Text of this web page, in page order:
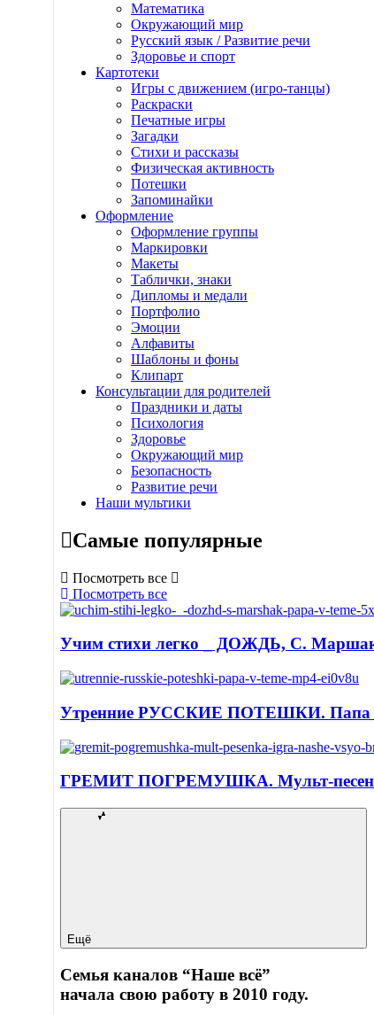
Математика
Окружающий мир
Русский язык / Развитие речи
Здоровье и спорт
Картотеки
Игры с движением (игро-танцы)
Раскраски
Печатные игры
Загадки
Стихи и рассказы
Физическая активность
Потешки
Запоминайки
Оформление
Оформление группы
Маркировки
Макеты
Таблички, знаки
Дипломы и медали
Портфолио
Эмоции
Алфавиты
Шаблоны и фоны
Клипарт
Консультации для родителей
Праздники и даты
Психология
Здоровье
Окружающий мир
Безопасность
Развитие речи
Наши мультики
Самые популярные
Посмотреть все
Посмотреть все
Учим стихи легко _ ДОЖДЬ, С.
Утренние РУССКИЕ ПОТЕШКИ. Папа
ГРЕМИТ ПОГРЕМУШКА. Мульт-
Ещё
Семья каналов “Наше всё”
начала свою работу в 2010 году.